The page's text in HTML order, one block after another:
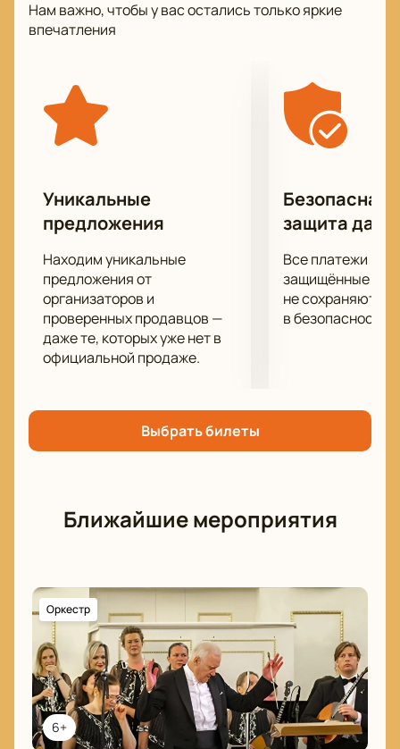
оркестра не только классическая музыка, но и
эстрадные композиции, а также мелодии из
хитами.
Оркестр часто принимает участие в музыкальных
фестивалях разных уровней и является лауреатом
многочисленных премий, а также участвует в
Нам важно, чтобы у вас остались только яркие
впечатления
Уникальные
предложения
Находим уникальные
предложения от
организаторов и
проверенных продавцов —
даже те, которых уже нет в
официальной продаже.
Безопасная
защита
Все платежи
защищённые
не сохраняются
в безопасности.
Выбрать билеты
Ближайшие мероприятия
6+
Оркестр